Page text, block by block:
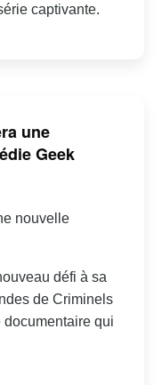
captivante.
une
Geek
nouvelle
défi à sa
de Criminels
documentaire qui